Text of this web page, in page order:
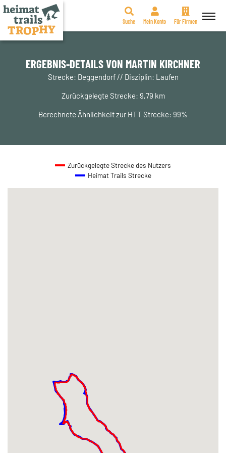
Zum
springen
Suche Mein Konto Für Firmen
ERGEBNIS-DETAILS VON MARTIN KIRCHNER
Strecke: Deggendorf // Disziplin: Laufen
Zurückgelegte Strecke: 9,79 km
Berechnete Ähnlichkeit zur HTT Strecke: 99%
Zurückgelegte Strecke des Nutzers
Heimat Trails Strecke